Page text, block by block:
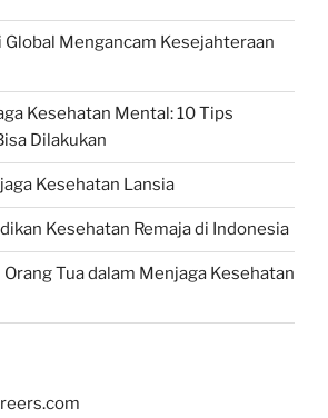
Mengancam Kesejahteraan
Kesehatan Mental: 10 Tips
Dilakukan
Kesehatan Lansia
Kesehatan Remaja di Indonesia
Tua dalam Menjaga Kesehatan